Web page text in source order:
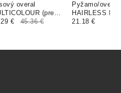
overal
(pre
€ 45.36 €
Pyžamo/overal
HAIRLESS
21.18 €